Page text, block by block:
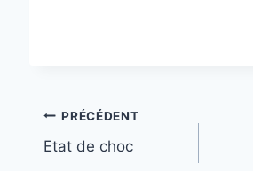
Navigation
de
PRÉCÉDENT
Etat de choc